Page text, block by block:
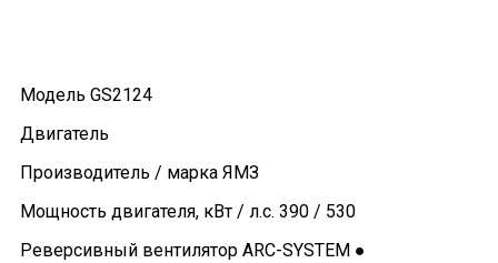
Модель GS2124
Двигатель
Производитель / марка ЯМЗ
Мощность двигателя, кВт / л.с. 390 / 530
Реверсивный вентилятор ARC-SYSTEM ●